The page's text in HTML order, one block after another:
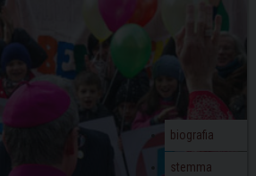
biografia
stemma